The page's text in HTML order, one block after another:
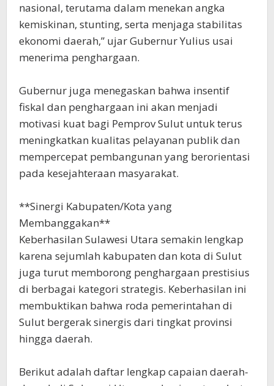
nasional, terutama dalam menekan angka
kemiskinan, stunting, serta menjaga stabilitas
ekonomi daerah,” ujar Gubernur Yulius usai
menerima penghargaan.
Gubernur juga menegaskan bahwa insentif
fiskal dan penghargaan ini akan menjadi
motivasi kuat bagi Pemprov Sulut untuk terus
meningkatkan kualitas pelayanan publik dan
mempercepat pembangunan yang berorientasi
pada kesejahteraan masyarakat.
**Sinergi Kabupaten/Kota yang
Membanggakan**
Keberhasilan Sulawesi Utara semakin lengkap
karena sejumlah kabupaten dan kota di Sulut
juga turut memborong penghargaan prestisius
di berbagai kategori strategis. Keberhasilan ini
membuktikan bahwa roda pemerintahan di
Sulut bergerak sinergis dari tingkat provinsi
hingga daerah.
Berikut adalah daftar lengkap capaian daerah-